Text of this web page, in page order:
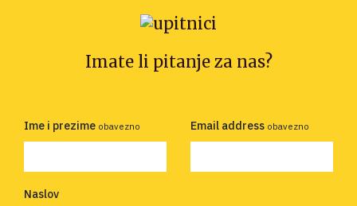
Imate li pitanje za nas?
Ime i prezime obavezno Email address obavezno
Naslov